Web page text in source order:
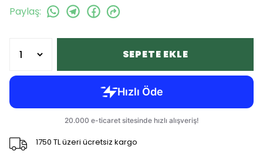
Paylaş:
SEPETE EKLE
1750 TL üzeri ücretsiz kargo